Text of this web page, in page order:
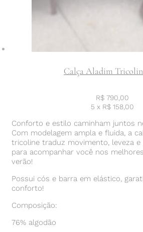
Calça Aladim
R$ 790,00
5 x R$ 158,00
Conforto e estilo caminham juntos
Com modelagem ampla e fluida, a
tricoline traduz movimento, leveza e
para acompanhar você nos
verão!
Possui cós e barra em elástico,
conforto!
Composição:
76% algodão